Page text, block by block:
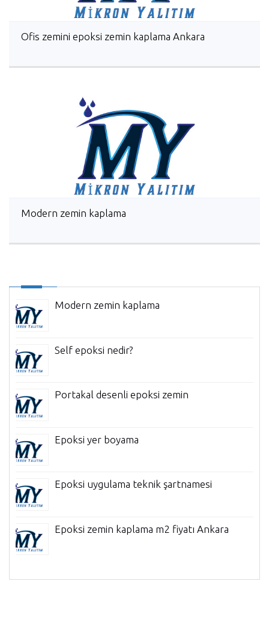
Ofis zemini epoksi zemin kaplama Ankara
Modern zemin kaplama
Modern zemin kaplama
Self epoksi nedir?
Portakal desenli epoksi zemin
Epoksi yer boyama
Epoksi uygulama teknik şartnamesi
Epoksi zemin kaplama m2 fiyatı Ankara